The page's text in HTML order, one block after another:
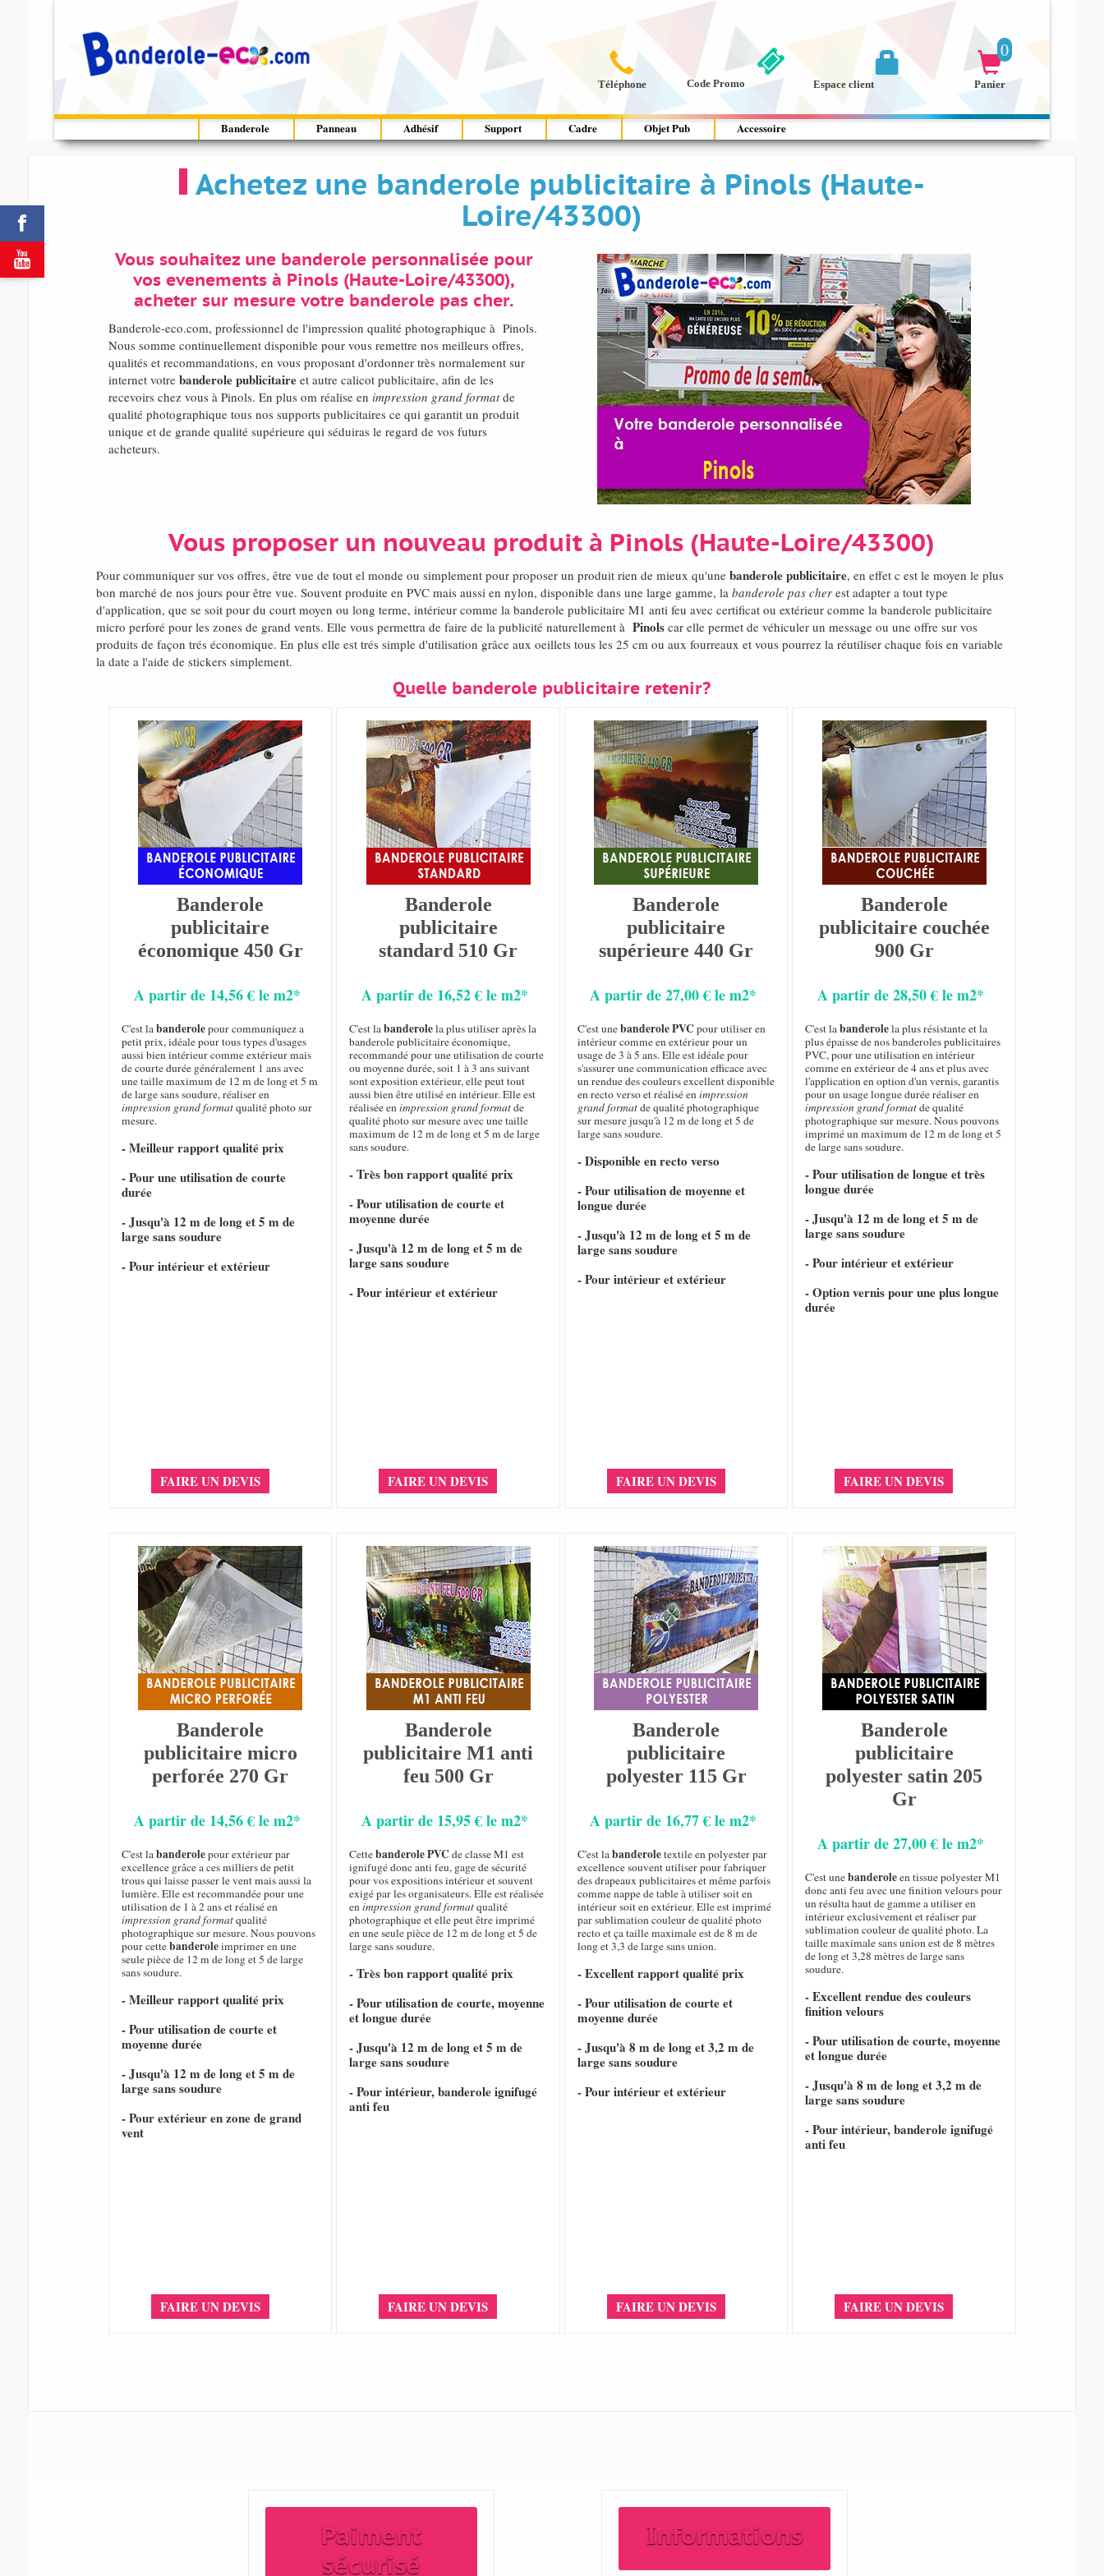



Téléphone
0

Panier

Espace client
Code Promo
Banderole Panneau Adhésif Support Cadre Objet Pub Accessoire
Achetez une banderole publicitaire à Pinols (Haute-
Loire/43300)
Vous souhaitez une banderole personnalisée pour
vos evenements à Pinols (Haute-Loire/43300),
acheter sur mesure votre banderole pas cher.
Banderole-eco.com, professionnel de l'impression qualité photographique à Pinols.
Nous somme continuellement disponible pour vous remettre nos meilleurs offres,
qualités et recommandations, en vous proposant d'ordonner très normalement sur
internet votre banderole publicitaireet autre calicot publicitaire, afin de les
recevoirs chez vous à Pinols. En plus om réalise en impression grand formatde
qualité photographique tous nos supports publicitaires ce qui garantit un produit
unique et de grande qualité supérieure qui séduiras le regard de vos futurs
acheteurs.
Vous proposer un nouveau produit à Pinols (Haute-Loire/43300)
Pour communiquer sur vos offres, être vue de tout el monde ou simplement pour proposer un produit rien de mieux qu'une banderole publicitaire, en effet c est le moyen le plus
bon marché de nos jours pour être vue. Souvent produite en PVC mais aussi en nylon, disponible dans une large gamme, la banderole pas cherest adapter a tout type
d'application, que se soit pour du court moyen ou long terme, intérieur comme la banderole publicitaire M1 anti feu avec certificat ou extérieur comme la banderole publicitaire
micro perforé pour les zones de grand vents. Elle vous permettra de faire de la publicité naturellement à Pinolscar elle permet de véhiculer un message ou une offre sur vos
produits de façon trés économique. En plus elle est trés simple d'utilisation grâce aux oeillets tous les 25 cm ou aux fourreaux et vous pourrez la réutiliser chaque fois en variable
la date a l'aide de stickers simplement.
Quelle banderole publicitaire retenir?
Banderole
publicitaire
économique 450 Gr
A partir de 14,56 € le m2*
C'est labanderolepour communiquez a
petit prix, idéale pour tous types d'usages
aussi bien intérieur comme extérieur mais
de courte durée généralement 1 ans avec
une taille maximum de 12 m de long et 5 m
de large sans soudure, réaliser en
impression grand formatqualité photo sur
mesure.
- Meilleur rapport qualité prix
- Pour une utilisation de courte
durée
- Jusqu'à 12 m de long et 5 m de
large sans soudure
- Pour intérieur et extérieur
FAIRE UN DEVIS
Banderole
publicitaire
standard 510 Gr
A partir de 16,52 € le m2*
C'est labanderolela plus utiliser après la
banderole publicitaire économique,
recommandé pour une utilisation de courte
ou moyenne durée, soit 1 à 3 ans suivant
sont exposition extérieur, elle peut tout
aussi bien être utilisé en intérieur. Elle est
réalisée enimpression grand formatde
qualité photo sur mesure avec une taille
maximum de 12 m de long et 5 m de large
sans soudure.
- Très bon rapport qualité prix
- Pour utilisation de courte et
moyenne durée
- Jusqu'à 12 m de long et 5 m de
large sans soudure
- Pour intérieur et extérieur
FAIRE UN DEVIS
Banderole
publicitaire
supérieure 440 Gr
A partir de 27,00 € le m2*
C'est unebanderole PVC pour utiliser en
intérieur comme en extérieur pour un
usage de 3 à 5 ans. Elle est idéale pour
s'assurer une communication efficace avec
un rendue des couleurs excellent disponible
en recto verso et réalisé enimpression
grand formatde qualité photographique
sur mesure jusqu'à 12 m de long et 5 de
large sans soudure.
- Disponible en recto verso
- Pour utilisation de moyenne et
longue durée
- Jusqu'à 12 m de long et 5 m de
large sans soudure
- Pour intérieur et extérieur
FAIRE UN DEVIS
Banderole
publicitaire couchée
900 Gr
A partir de 28,50 € le m2*
C'est labanderolela plus résistante et la
plus épaisse de nos banderoles publicitaires
PVC, pour une utilisation en intérieur
comme en extérieur de 4 ans et plus avec
l'application en option d'un vernis, garantis
pour un usage longue durée réaliser en
impression grand formatde qualité
photographique sur mesure. Nous pouvons
imprimé un maximum de 12 m de long et 5
de large sans soudure.
- Pour utilisation de longue et très
longue durée
- Jusqu'à 12 m de long et 5 m de
large sans soudure
- Pour intérieur et extérieur
- Option vernis pour une plus longue
durée
FAIRE UN DEVIS
Banderole
publicitaire micro
perforée 270 Gr
A partir de 14,56 € le m2*
C'est labanderolepour extérieur par
excellence grâce a ces milliers de petit
trous qui laisse passer le vent mais aussi la
lumière. Elle est recommandée pour une
utilisation de 1 à 2 ans et réalisé en
impression grand formatqualité
photographique sur mesure. Nous pouvons
pour cettebanderoleimprimer en une
seule pièce de 12 m de long et 5 de large
sans soudure.
- Meilleur rapport qualité prix
- Pour utilisation de courte et
moyenne durée
- Jusqu'à 12 m de long et 5 m de
large sans soudure
- Pour extérieur en zone de grand
vent
FAIRE UN DEVIS
Banderole
publicitaire M1 anti
feu 500 Gr
A partir de 15,95 € le m2*
Cettebanderole PVC de classe M1 est
ignifugé donc anti feu, gage de sécurité
pour vos expositions intérieur et souvent
exigé par les organisateurs. Elle est réalisée
enimpression grand formatqualité
photographique et elle peut être imprimé
en une seule pièce de 12 m de long et 5 de
large sans soudure.
- Très bon rapport qualité prix
- Pour utilisation de courte, moyenne
et longue durée
- Jusqu'à 12 m de long et 5 m de
large sans soudure
- Pour intérieur, banderole ignifugé
anti feu
FAIRE UN DEVIS
Banderole
publicitaire
polyester 115 Gr
A partir de 16,77 € le m2*
C'est labanderoletextile en polyester par
excellence souvent utiliser pour fabriquer
des drapeaux publicitaires et même parfois
comme nappe de table à utiliser soit en
intérieur soit en extérieur. Elle est imprimé
par sublimation couleur de qualité photo
recto et ça taille maximale est de 8 m de
long et 3,3 de large sans union.
- Excellent rapport qualité prix
- Pour utilisation de courte et
moyenne durée
- Jusqu'à 8 m de long et 3,2 m de
large sans soudure
- Pour intérieur et extérieur
FAIRE UN DEVIS
Banderole
publicitaire
polyester satin 205
Gr
A partir de 27,00 € le m2*
C'est unebanderoleen tissue polyester M1
donc anti feu avec une finition velours pour
un résulta haut de gamme a utiliser en
intérieur exclusivement et réaliser par
sublimation couleur de qualité photo. La
taille maximale sans union est de 8 mètres
de long et 3,28 mètres de large sans
soudure.
- Excellent rendue des couleurs
finition velours
- Pour utilisation de courte, moyenne
et longue durée
- Jusqu'à 8 m de long et 3,2 m de
large sans soudure
- Pour intérieur, banderole ignifugé
anti feu
FAIRE UN DEVIS
Paiment
sécurisé
Informations